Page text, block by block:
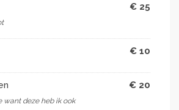
€ 25
€ 10
€ 20
want deze heb ik ook